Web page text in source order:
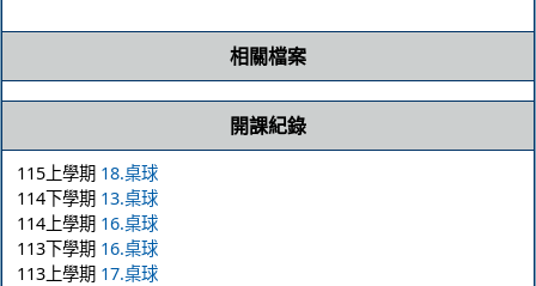
相關檔案
開課紀錄
115上學期 18.桌球
114下學期 13.桌球
114上學期 16.桌球
113下學期 16.桌球
113上學期 17.桌球